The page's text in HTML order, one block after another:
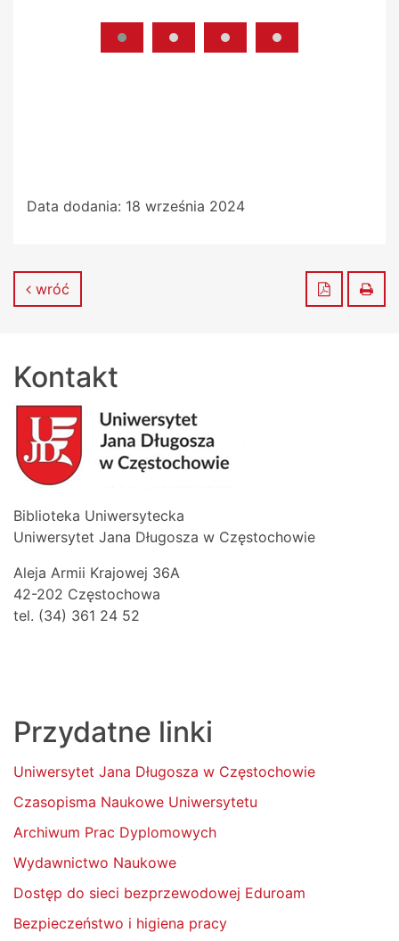
Data dodania: 18 września 2024
wróć Zapisz do
Kontakt
Biblioteka Uniwersytecka
Uniwersytet Jana Długosza w Częstochowie
Aleja Armii Krajowej 36A
42-202 Częstochowa
tel. (34) 361 24 52
Przydatne linki
Uniwersytet Jana Długosza w Częstochowie
Czasopisma Naukowe Uniwersytetu
Archiwum Prac Dyplomowych
Wydawnictwo Naukowe
Dostęp do sieci bezprzewodowej Eduroam
Bezpieczeństwo i higiena pracy